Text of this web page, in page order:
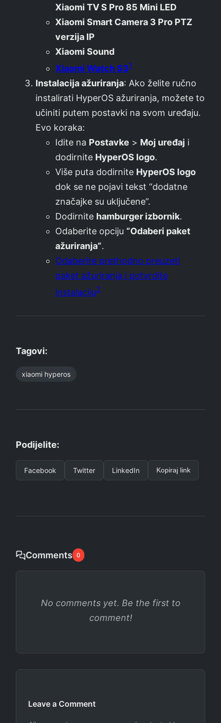
Xiaomi TV S Pro 85 Mini LED
Xiaomi Smart Camera 3 Pro PTZ
verzija IP
Xiaomi Sound
Xiaomi Watch S31
Instalacija ažuriranja: Ako želite ručno
instalirati HyperOS ažuriranja, možete to
učiniti putem postavki na svom uređaju.
Evo koraka:
Idite na Postavke > Moj uređaj i
dodirnite HyperOS logo.
Više puta dodirnite HyperOS logo
dok se ne pojavi tekst “dodatne
značajke su uključene”.
Dodirnite hamburger izbornik.
Odaberite opciju “Odaberi paket
ažuriranja”.
Odaberite prethodno preuzeti
paket ažuriranja i potvrdite
instalaciju2
Tagovi:
xiaomi hyperos
Podijelite:
Facebook Twitter LinkedIn Kopiraj link
Comments 0
No comments yet. Be the first to
comment!
Leave a Comment